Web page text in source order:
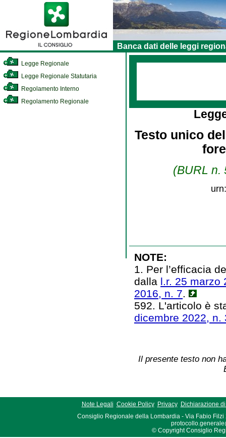
Banca dati delle leggi
Legge Regionale
Legge Regionale Statutaria
Regolamento Interno
Regolamento Regionale
Testo unico
(BURL n.
NOTE:
1. Per l’efficacia
dalla l.r. 25 marzo
2016, n. 7.
592. L'articolo è
dicembre 2022, n.
Il presente testo non
Note Legali Cookie Policy Privacy
Dichiarazione
Consiglio Regionale della Lombardia - Via Fabio Filzi
© Copyright Consiglio